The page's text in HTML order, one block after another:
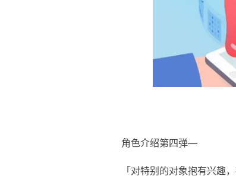
角色介绍第四弹—
「对特别的对象抱有兴趣